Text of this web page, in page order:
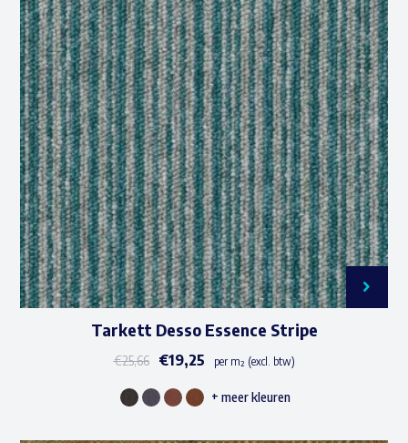
Tarkett Desso Essence Stripe
€25,66 €19,25 per m² (excl. btw)
Dit
+ meer kleuren